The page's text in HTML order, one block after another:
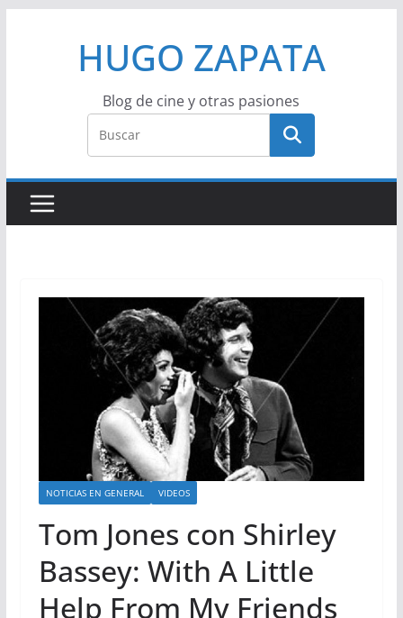
HUGO ZAPATA
Blog de cine y otras pasiones
NOTICIAS EN GENERAL VIDEOS
Tom Jones con Shirley
Bassey: With A Little
Help From My Friends